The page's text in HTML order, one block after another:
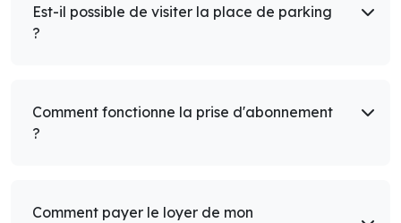
Est-il possible de visiter la place de parking
?
Comment fonctionne la prise d'abonnement
?
Comment payer le loyer de mon